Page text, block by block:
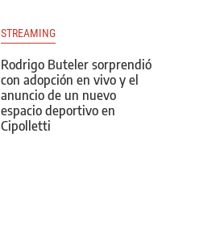
STREAMING
Rodrigo Buteler sorprendió
con adopción en vivo y el
anuncio de un nuevo
espacio deportivo en
Cipolletti